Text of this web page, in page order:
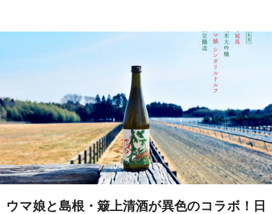
ウマ娘と島根・簸上清酒が異色のコラボ！日